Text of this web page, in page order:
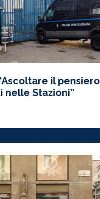
il pensiero
nelle Stazioni”